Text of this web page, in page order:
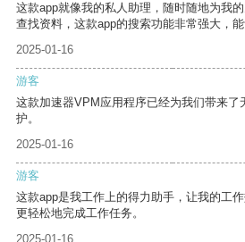
这款app就像我的私人助理，随时随地为我
查找资料，这款app的搜索功能非常强大，
2025-01-16
游客
这款加速器VPM应用程序已经为我们带来了
护。
2025-01-16
游客
这款app是我工作上的得力助手，让我的工
更轻松地完成工作任务。
2025-01-16